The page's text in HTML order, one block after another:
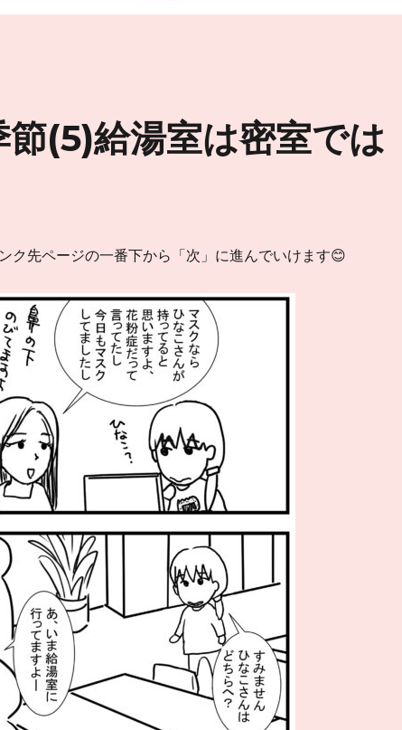
(5)給湯室は密室では
ク先ページの一番下から「次」に進んでいけます😊